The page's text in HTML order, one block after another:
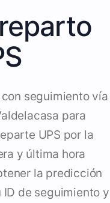
seguimiento vía
para
UPS por la
y última hora
la predicción
de seguimiento y